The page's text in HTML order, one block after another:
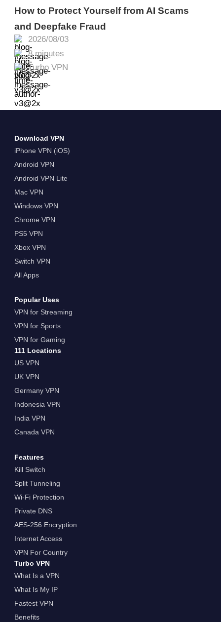
2026/08/03
8 minutes
Turbo VPN
How to Protect Yourself from AI Scams
and Deepfake Fraud
Download VPN
iPhone VPN (iOS)
Android VPN
Android VPN Lite
Mac VPN
Windows VPN
Chrome VPN
PS5 VPN
Xbox VPN
Switch VPN
All Apps
Popular Uses
VPN for Streaming
VPN for Sports
VPN for Gaming
111 Locations
US VPN
UK VPN
Germany VPN
Indonesia VPN
India VPN
Canada VPN
Features
Kill Switch
Split Tunneling
Wi-Fi Protection
Private DNS
AES-256 Encryption
Internet Access
VPN For Country
Turbo VPN
What Is a VPN
What Is My IP
Fastest VPN
Benefits